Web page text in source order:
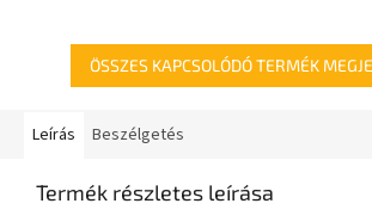
ÖSSZES KAPCSOLÓDÓ TERMÉK
Leírás Beszélgetés
Termék részletes leírása